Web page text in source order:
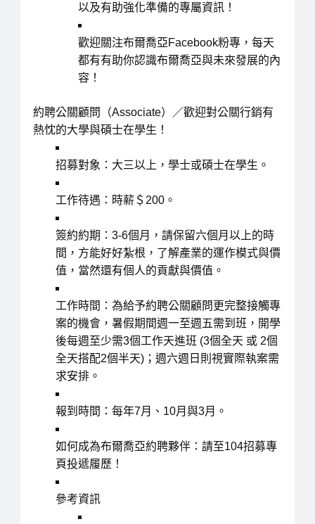
以及有助強化準備的專屬資訊！
歡迎關注布爾喬亞Facebook粉專，每天
都有有助你認識布爾喬亞與未來發展的內
容！
約聘公關顧問（Associate）／歡迎對公關行銷有
熱忱的大學與碩士在學生！
招募對象 ：大三以上，學士或碩士在學生。
工作待遇 ：時薪＄200。
簽約約期 ：3-6個月，請保留六個月以上的時
間，方能好好紮根，了解產業的運作模式與價
值，當然還有個人的貢獻與價值。
工作時間 ：為給予約聘公關顧問更完整接觸專
案的機會， 暑假期間週一至週五需到班 ， 開學
後每週至少需3個工作天進班 (3個全天 或 2個
全天搭配2個半天)；週六週日則視實際執案需
求安排。
報到時間 ：每年7月、10月與3月。
如何成為布爾喬亞約聘夥伴：請至104招募專
頁投遞履歷！
參考資訊